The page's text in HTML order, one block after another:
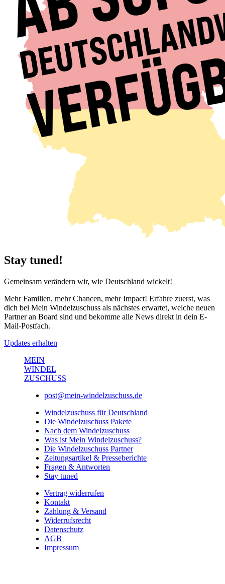
Stay tuned!
Gemeinsam verändern wir, wie Deutschland wickelt!
Mehr Familien, mehr Chancen, mehr Impact! Erfahre zuerst, was
dich bei Mein Windelzuschuss als nächstes erwartet, welche neuen
Partner an Board sind und bekomme alle News direkt in dein E-
Mail-Postfach.
Updates erhalten
MEIN
WINDEL
ZUSCHUSS
post@mein-windelzuschuss.de
Windelzuschuss für Deutschland
Die Windelzuschuss Pakete
Nach dem Windelzuschuss
Was ist Mein Windelzuschuss?
Die Windelzuschuss Partner
Zeitungsartikel & Presseberichte
Fragen & Antworten
Stay tuned
Vertrag widerrufen
Kontakt
Zahlung & Versand
Widerrufsrecht
Datenschutz
AGB
Impressum